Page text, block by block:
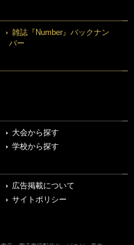
雑誌『Number』バックナン
バー
大会から探す
学校から探す
広告掲載について
サイトポリシー